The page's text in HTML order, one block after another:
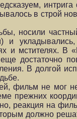
в строй
носили
и
и мстителях.
достаточно
В долгой
фильм не мог
прежних
реакция на
должно